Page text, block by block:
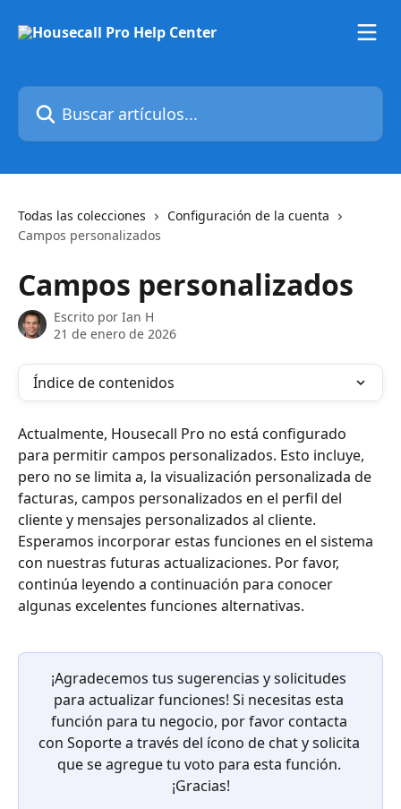
Buscar artículos...
Todas las colecciones
Configuración de la cuenta
Campos personalizados
Campos personalizados
Escrito por Ian H
21 de enero de 2026
Índice de contenidos
Actualmente, Housecall Pro no está configurado
para permitir campos personalizados. Esto incluye,
pero no se limita a, la visualización personalizada de
facturas, campos personalizados en el perfil del
cliente y mensajes personalizados al cliente.
Esperamos incorporar estas funciones en el sistema
con nuestras futuras actualizaciones. Por favor,
continúa leyendo a continuación para conocer
algunas excelentes funciones alternativas.
¡Agradecemos tus sugerencias y solicitudes
para actualizar funciones! Si necesitas esta
función para tu negocio, por favor contacta
con Soporte a través del ícono de chat y solicita
que se agregue tu voto para esta función.
¡Gracias!